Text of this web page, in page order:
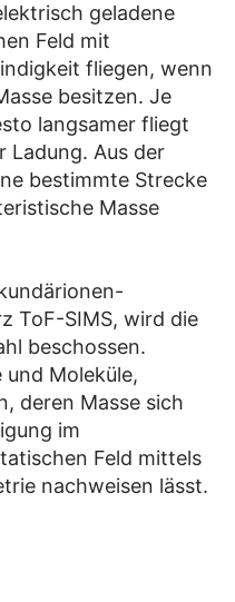
geladene
Feld mit
fliegen, wenn
besitzen. Je
langsamer fliegt
Ladung. Aus der
bestimmte Strecke
Masse
ToF-SIMS, wird die
beschossen.
und Moleküle,
deren Masse sich
im
Feld mittels
nachweisen lässt.